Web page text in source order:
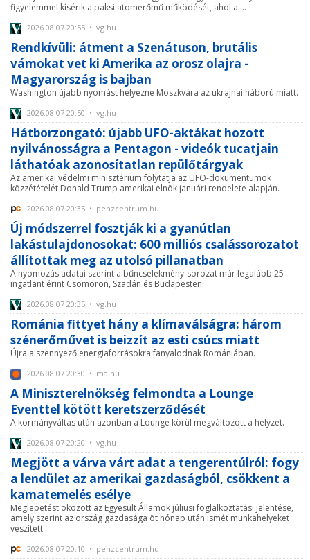
figyelemmel kísérik a paksi atomerőmű működését, ahol a ...
2026.08.07 20:55 • vg.hu
Rendkívüli: átment a Szenátuson, brutális
vámokat vet ki Amerika az orosz olajra -
Magyarország is bajban
Washington újabb nyomást helyezne Moszkvára az ukrajnai háború miatt.
2026.08.07 20:50 • vg.hu
Hátborzongató: újabb UFO-aktákat hozott
nyilvánosságra a Pentagon - videók tucatjain
láthatóak azonosítatlan repülőtárgyak
Az amerikai védelmi minisztérium folytatja az UFO-dokumentumok
közzétételét Donald Trump amerikai elnök januári rendelete alapján.
2026.08.07 20:35 • penzcentrum.hu
Új módszerrel fosztják ki a gyanútlan
lakástulajdonosokat: 600 milliós csalássorozatot
állítottak meg az utolsó pillanatban
A nyomozás adatai szerint a bűncselekmény-sorozat már legalább 25
ingatlant érint Csömörön, Szadán és Budapesten.
2026.08.07 20:35 • vg.hu
Románia fittyet hány a klímaválságra: három
szénerőművet is beizzít az esti csúcs miatt
Újra a szennyező energiaforrásokra fanyalodnak Romániában.
2026.08.07 20:30 • ma.hu
A Miniszterelnökség felmondta a Lounge
Eventtel kötött keretszerződését
A kormányváltás után azonban a Lounge körül megváltozott a helyzet.
2026.08.07 20:20 • vg.hu
Megjött a várva várt adat a tengerentúlról: fogy
a lendület az amerikai gazdaságból, csökkent a
kamatemelés esélye
Meglepetést okozott az Egyesült Államok júliusi foglalkoztatási jelentése,
amely szerint az ország gazdasága öt hónap után ismét munkahelyeket
veszített.
2026.08.07 20:10 • penzcentrum.hu